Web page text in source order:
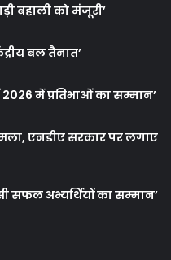
बहाली को मंजूरी’
बल तैनात’
में प्रतिभाओं का सम्मान’
एनडीए सरकार पर लगाए
सफल अभ्यर्थियों का सम्मान’